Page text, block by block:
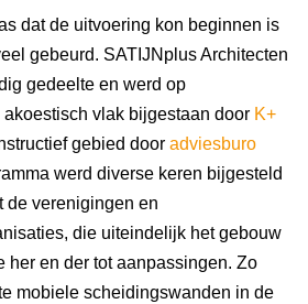
dat de uitvoering kon beginnen is
gebeurd. SATIJNplus Architecten
gedeelte en werd op
vlak bijgestaan door K+
gebied door adviesburo
werd diverse keren bijgesteld
de verenigingen en
die uiteindelijk het gebouw
her en der tot aanpassingen. Zo
mobiele scheidingswanden in de